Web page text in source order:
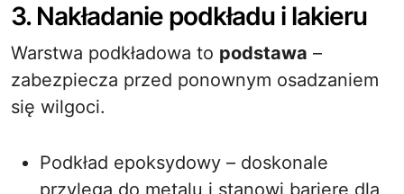
3. Nakładanie podkładu i lakieru
Warstwa podkładowa to podstawa –
zabezpiecza przed ponownym osadzaniem
się wilgoci.
Podkład epoksydowy – doskonale
przylega do metalu i stanowi barierę dla